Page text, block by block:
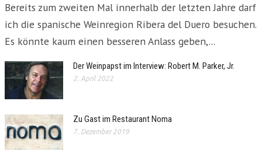
Bereits zum zweiten Mal innerhalb der letzten Jahre darf
ich die spanische Weinregion Ribera del Duero besuchen.
Es könnte kaum einen besseren Anlass geben,...
Der Weinpapst im Interview: Robert M. Parker, Jr.
2. April 2022
Zu Gast im Restaurant Noma
7. Dezember 2019